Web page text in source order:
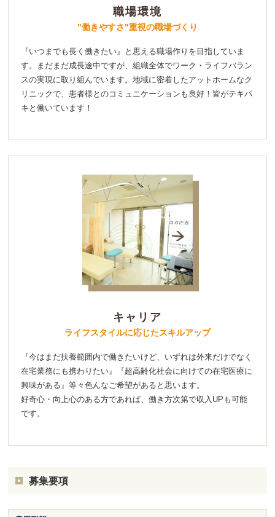
職場環境
"働きやすさ"重視の職場づくり
『いつまでも長く働きたい』と思える職場作りを目指していま
す。まだまだ成長途中ですが、組織全体でワーク・ライフバラン
スの実現に取り組んでいます。地域に密着したアットホームなク
リニックで、患者様とのコミュニケーションも良好！皆がテキパ
キと働いています！
キャリア
ライフスタイルに応じたスキルアップ
『今はまだ扶養範囲内で働きたいけど、いずれは外来だけでなく
在宅業務にも携わりたい』『超高齢化社会に向けての在宅医療に
興味がある』等々色んなご希望があると思います。
好奇心・向上心のある方であれば、働き方次第で収入UPも可能
です。
募集要項